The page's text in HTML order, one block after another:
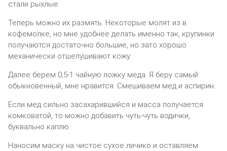
стали рыхлые.
Теперь можно их размять. Некоторые молят из в
кофемолке, но мне удобнее делать именно так, крупинки
получаются достаточно большие, но зато хорошо
механически отшелушивают кожу.
Далее берем 0,5-1 чайную ложку меда. Я беру самый
обыкновенный, мне нравится. Смешиваем мед и аспирин.
Если мед сильно засахарившийся и масса получается
комковатой, то можно добавить чуть-чуть водички,
буквально каплю.
Наносим маску на чистое сухое личико и оставляем